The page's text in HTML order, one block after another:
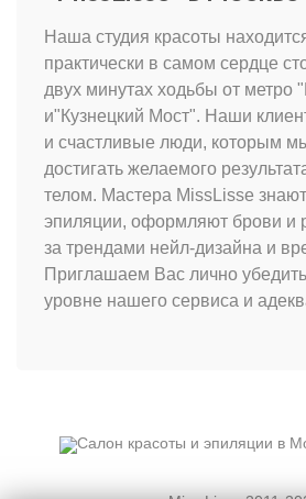
Наша студия красоты
практически в самом сердце
двух минутах ходьбы от метро
и"Кузнецкий Мост". Наши
и счастливые люди, которым
достигать желаемого
телом. Мастера MissLisse
эпиляции, оформляют брови и
за трендами нейл-дизайна и
Приглашаем Вас лично
уровне нашего сервиса и